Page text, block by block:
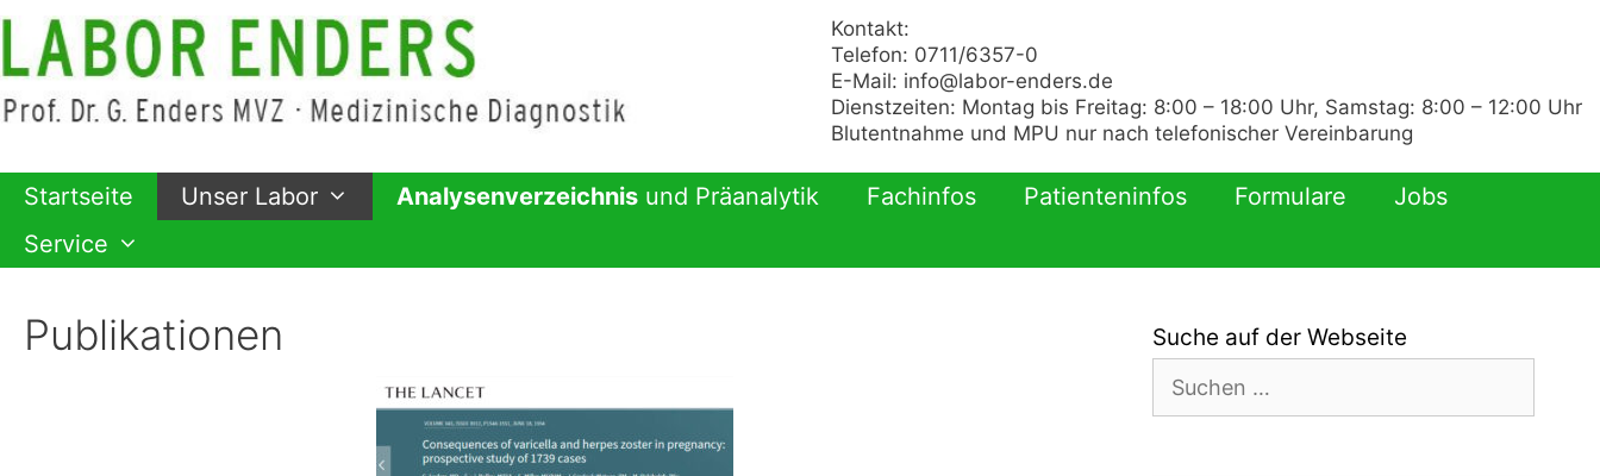
Zum
Inhalt
springen
Kontakt:
Telefon: 0711/6357-0
E-Mail: info@labor-enders.de
Dienstzeiten: Montag bis Freitag: 8:00 – 18:00 Uhr, Samstag: 8:00 – 12:00 Uhr
Blutentnahme und MPU nur nach telefonischer Vereinbarung
Startseite Unser Labor Analysenverzeichnis und Präanalytik Fachinfos Patienteninfos Formulare
Jobs
Service
Publikationen Suche auf der Webseite
nach: